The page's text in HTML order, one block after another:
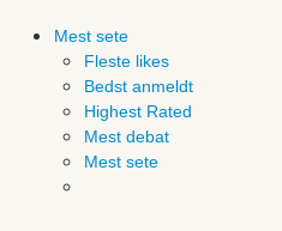
Mest sete
Fleste likes
Bedst anmeldt
Highest Rated
Mest debat
Mest sete